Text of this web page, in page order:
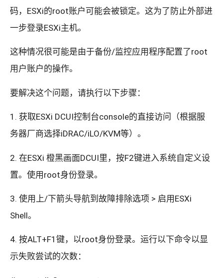
码，ESXi的root账户可能会被锁定。这为了防止外部进
一步登录ESXi主机。
这种情况很可能是由于备份/监控应用程序配置了root
用户账户的操作。
要解决这个问题，请执行以下步骤：
1. 获取ESXi DCUI控制台console的直接访问（根据服
务器厂商选择iDRAC/iLO/KVM等）。
2. 在ESXi 橙黑画面DCUI里，按F2键进入系统自定义设
置。使用root身份登录。
3. 使用上/下箭头导航到故障排除选项 > 启用ESXi
Shell。
4. 按ALT+F1键，以root身份登录。运行以下命令以显
示失败尝试的次数：